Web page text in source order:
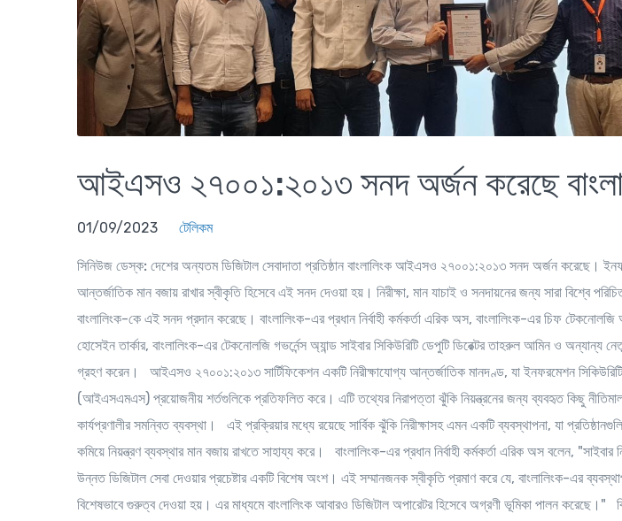
আইএসও ২৭০০১:২০১৩ সনদ অর্জন করেছে
01/09/2023 টেলিকম
সিনিউজ ডেস্ক: দেশের অন্যতম ডিজিটাল সেবাদাতা প্রতিষ্ঠান বাংলালিংক আইএসও ২৭০০১:২০১৩ সনদ অর্জন করেছে।
আন্তর্জাতিক মান বজায় রাখার স্বীকৃতি হিসেবে এই সনদ দেওয়া হয়। নিরীক্ষা, মান যাচাই ও সনদায়নের জন্য সারা বিশ্বে পরিচিত
বাংলালিংক-কে এই সনদ প্রদান করেছে। বাংলালিংক-এর প্রধান নির্বাহী কর্মকর্তা এরিক অস, বাংলালিংক-এর চিফ
হোসেইন তার্কার, বাংলালিংক-এর টেকনোলজি গভর্নেন্স অ্যান্ড সাইবার সিকিউরিটি ডেপুটি ডিরেক্টর তাহরুল আমিন ও অন্যান্য
গ্রহণ করেন। আইএসও ২৭০০১:২০১৩ সার্টিফিকেশন একটি নিরীক্ষাযোগ্য আন্তর্জাতিক মানদণ্ড, যা ইনফরমেশন সিকিউরিটি
(আইএসএমএস) প্রয়োজনীয় শর্তগুলিকে প্রতিফলিত করে। এটি তথ্যের নিরাপত্তা ঝুঁকি নিয়ন্ত্রনের জন্য ব্যবহৃত কিছু
কার্যপ্রণালীর সমন্বিত ব্যবস্থা। এই প্রক্রিয়ার মধ্যে রয়েছে সার্বিক ঝুঁকি নিরীক্ষাসহ এমন একটি ব্যবস্থাপনা, যা
কমিয়ে নিয়ন্ত্রণ ব্যবস্থার মান বজায় রাখতে সাহায্য করে। বাংলালিংক-এর প্রধান নির্বাহী কর্মকর্তা এরিক অস বলেন, "সাইবার
উন্নত ডিজিটাল সেবা দেওয়ার প্রচেষ্টার একটি বিশেষ অংশ। এই সম্মানজনক স্বীকৃতি প্রমাণ করে যে, বাংলালিংক-এর
বিশেষভাবে গুরুত্ব দেওয়া হয়। এর মাধ্যমে বাংলালিংক আবারও ডিজিটাল অপারেটর হিসেবে অগ্রণী ভূমিকা পালন করেছে।"